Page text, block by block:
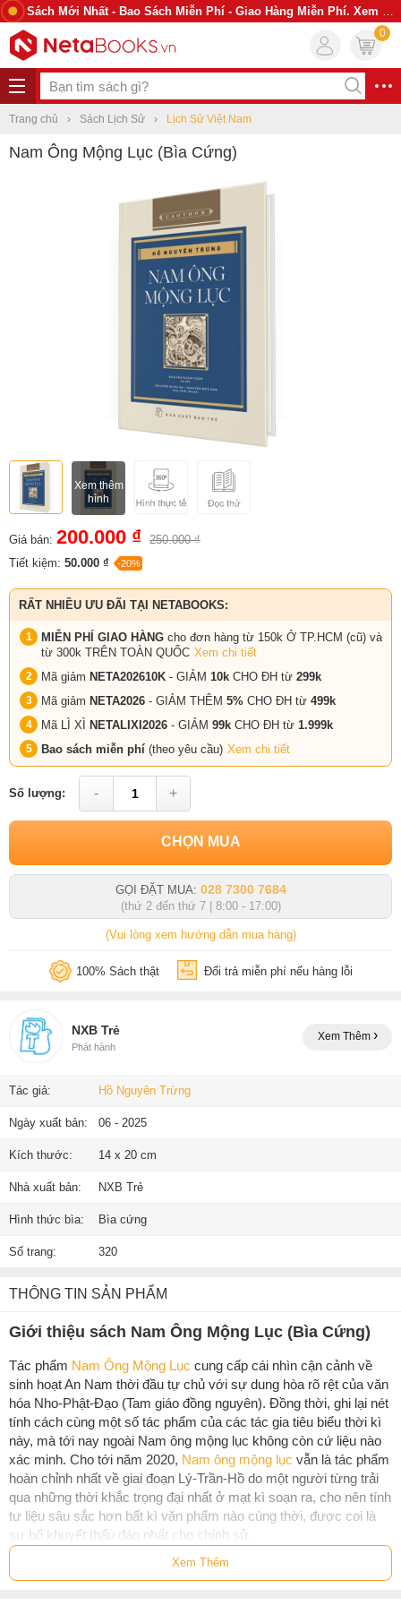
Sách Mới Nhất - Bao Sách Miễn Phí - Giao Hàng Miễn Phí. Xem Ngay
0
Trang chủ Sách Lịch Sử Lịch Sử Việt Nam
Nam Ông Mộng Lục (Bìa Cứng)
Xem thêm
hình
Giá bán: 200.000 ₫ 250.000 ₫
Tiết kiệm: 50.000 ₫ -20%
RẤT NHIỀU ƯU ĐÃI TẠI NETABOOKS:
MIỄN PHÍ GIAO HÀNG cho đơn hàng từ 150k Ở TP.HCM (cũ) và
từ 300k TRÊN TOÀN QUỐC Xem chi tiết
Mã giảm NETA202610K - GIẢM 10k CHO ĐH từ 299k
Mã giảm NETA2026 - GIẢM THÊM 5% CHO ĐH từ 499k
Mã LÌ XÌ NETALIXI2026 - GIẢM 99k CHO ĐH từ 1.999k
Bao sách miễn phí (theo yêu cầu) Xem chi tiết
Số lượng: - +
CHỌN MUA
GỌI ĐẶT MUA: 028 7300 7684
(thứ 2 đến thứ 7 | 8:00 - 17:00)
(Vui lòng xem hướng dẫn mua hàng)
100% Sách thật Đổi trả miễn phí nếu hàng lỗi
NXB Trẻ
Phát hành
Xem Thêm
Tác giả: Hồ Nguyên Trừng
Ngày xuất bản: 06 - 2025
Kích thước: 14 x 20 cm
Nhà xuất bản: NXB Trẻ
Hình thức bìa: Bìa cứng
Số trang: 320
THÔNG TIN SẢN PHẨM
Giới thiệu sách Nam Ông Mộng Lục (Bìa Cứng)
Tác phẩm Nam Ông Mộng Lục cung cấp cái nhìn cận cảnh về
sinh hoạt An Nam thời đầu tự chủ với sự dung hòa rõ rệt của văn
hóa Nho-Phật-Đạo (Tam giáo đồng nguyên). Đồng thời, ghi lại nét
tính cách cùng một số tác phẩm của các tác gia tiêu biểu thời kì
này, mà tới nay ngoài Nam ông mộng lục không còn cứ liệu nào
xác minh. Cho tới năm 2020, Nam ông mộng lục vẫn là tác phẩm
hoàn chỉnh nhất về giai đoạn Lý-Trần-Hồ do một người từng trải
qua những thời khắc trọng đại nhất ở mạt kì soạn ra, cho nên tính
tư liệu sâu sắc hơn bất kì văn phẩm nào cùng thời, được coi là
sự bổ khuyết thấu đáo nhất cho chính sử.
Cuốn sách là một tập ghi chép về các mẩu chuyện
"người tài"của đất nước Đại Việt. Những mẩu chuyện này được
Xem Thêm